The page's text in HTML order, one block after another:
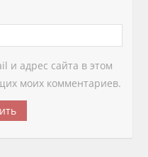
и адрес сайта в этом
моих комментариев.